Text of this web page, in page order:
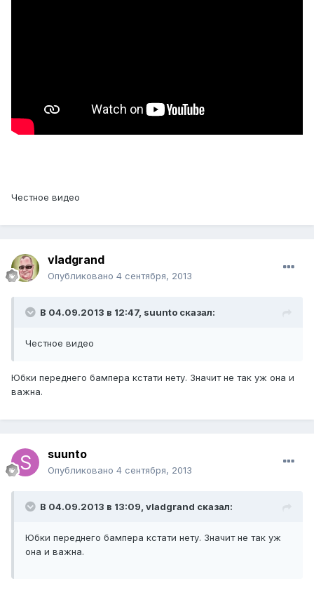
Честное видео
vladgrand
Опубликовано 4 сентября, 2013
В 04.09.2013 в 12:47, suunto сказал:
Честное видео
Юбки переднего бампера кстати нету. Значит не так уж она и
важна.
suunto
Опубликовано 4 сентября, 2013
В 04.09.2013 в 13:09, vladgrand сказал:
Юбки переднего бампера кстати нету. Значит не так уж
она и важна.